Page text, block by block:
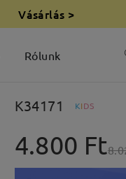
Vásárlás >
Rólunk
K34171 KIDS
4.800 Ft